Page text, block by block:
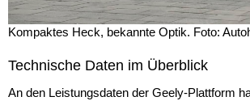
Kompaktes Heck, bekannte Optik. Foto:
Technische Daten im Überblick
An den Leistungsdaten der Geely-Plattform